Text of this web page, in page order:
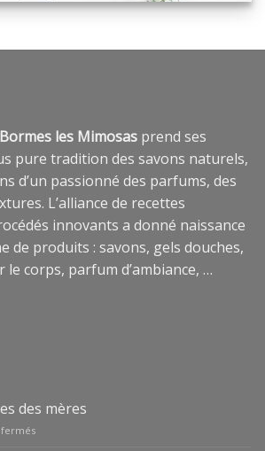
produits …
les Mimosas prend ses
pure tradition des savons naturels,
d’un passionné des parfums, des
L’alliance de recettes
innovants a donné naissance
de produits : savons, gels douches,
corps, parfum d’ambiance, …
des mères
sur